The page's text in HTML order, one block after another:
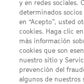
Acerca de SYFY
Condiciones
Opciones de Anuncios
Política de privacidad
y en redes sociales.
determinados
en “Acepto”, usted
cookies. Haga clic
más información
cookies que son
nuestro sitio y
prevención del
algunos de nuestros